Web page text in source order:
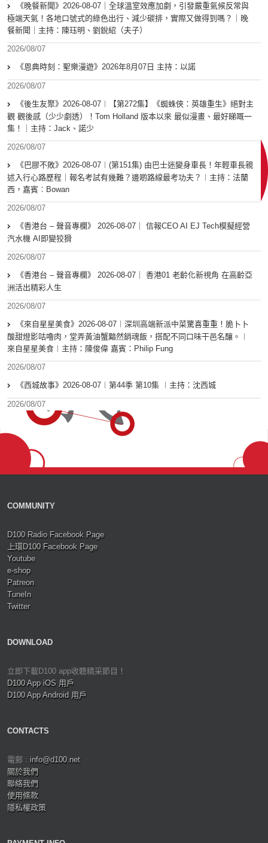
《晚餐新聞》2026-08-07｜全球溫室效應加劇，引發嚴重氣候反常與
極端天氣！各地口號式的綠色出行、減少碳排，實際又做得到嗎？｜晚
餐新聞｜主持：陳珏明、劉銳紹（夫子）
2026/08/07
《恩典時刻：聖樂漫遊》2026年8月07日 主持：以諾
2026/08/07
《後生友聚》2026-08-07︱【第272集】《蜘蛛俠：英雄重生》絕對主
觀 觀後感（少少劇透）！Tom Holland 版本以來 最似漫畫、最好睇嘅一
集！｜主持：Jack、諾少
2026/08/07
《巴膠不敗》2026-08-07︱(第151集) 由巴士迷變身車長！年輕車長親
述入行心路歷程｜報名考試有幾難？邊啲路線最考功夫？︱主持：法蘭
西，嘉賓︰Bowan
2026/08/07
《香港台 – 聲音專欄》 2026-08-07｜ 信報CEO AI EJ Tech模擬經營
汽水機 AI即變狡猾
2026/08/07
《香港台 – 聲音專欄》 2026-08-07｜ 香港01 老齡化新視角 在高齡亞
洲活出精彩人生
2026/08/07
《來自星星美食》2026-08-07︱深圳高端新派中菜驚喜重重！脆卜卜
酸甜燈影咕嚕肉，堂弄黃油蟹黯然銷魂飯，搭配不同口味干邑名釀。︱
來自星星美食︱主持：陳俊偉 嘉賓：Philip Fung
2026/08/07
《西城故事》2026-08-07︱第44季 第10集 ︱主持：沈西城
2026/08/07
COMMUNITY
D100 Radio Facebook Page
上環D100 Facebook Page
Youtube
e-shop
Patreon
TuneIn
Twitter
DOWNLOAD
立即下載D100 app收聽精采節目！
D100 App iOS 用戶
D100 App Android 用戶
CONTACTS
電郵 : info@d100.net
關於我們
聯絡我們
使用條款
隱私權政策